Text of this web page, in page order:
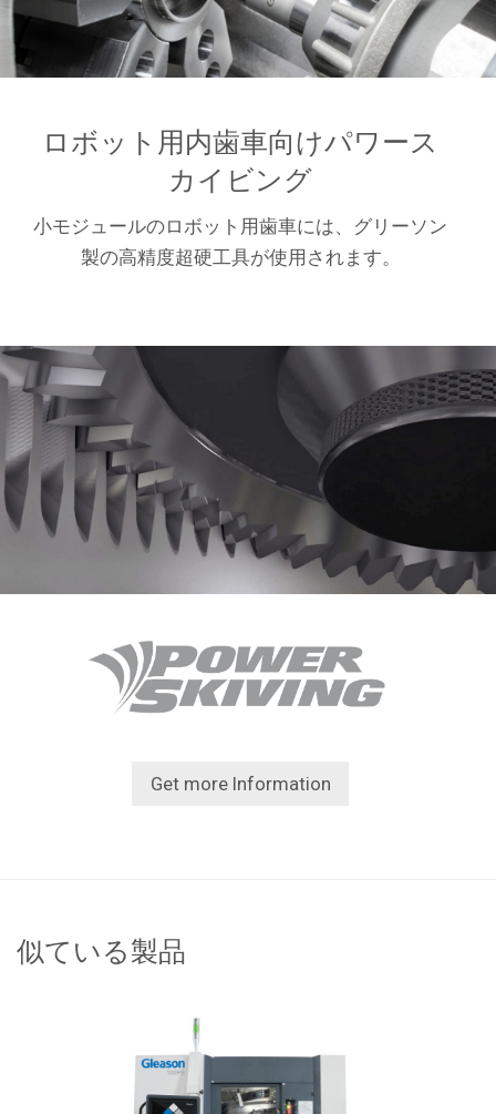
ロボット用内歯車向けパワース
カイビング
小モジュールのロボット用歯車には、グリーソン
製の高精度超硬工具が使用されます。
Get more Information
似ている製品